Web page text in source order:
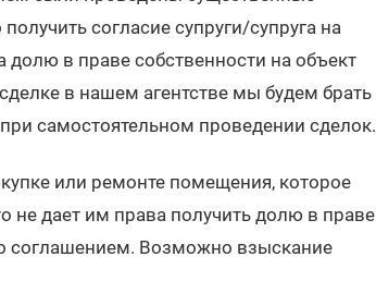
согласие супруги/супруга на
долю в праве собственности на объект
в нашем агентстве мы будем брать
самостоятельном проведении сделок.
или ремонте помещения, которое
не дает им права получить долю в праве
соглашением. Возможно взыскание